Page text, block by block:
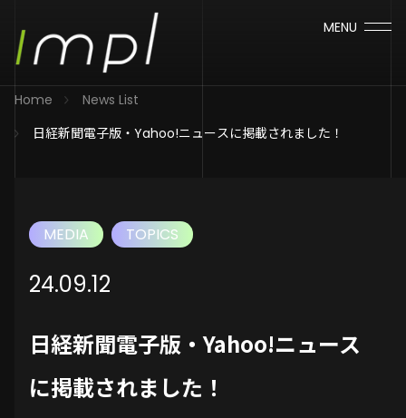
MENU
Home
News List
日経新聞電子版・Yahoo!ニュースに掲載されました！
MEDIA TOPICS
24.09.12
日経新聞電子版・Yahoo!ニュース
に掲載されました！